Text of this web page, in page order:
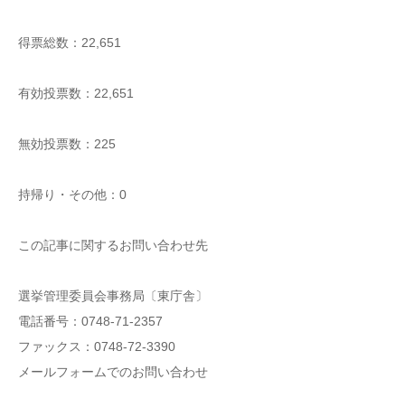
得票総数：22,651
有効投票数：22,651
無効投票数：225
持帰り・その他：0
この記事に関するお問い合わせ先
選挙管理委員会事務局〔東庁舎〕
電話番号：0748-71-2357
ファックス：0748-72-3390
メールフォームでのお問い合わせ